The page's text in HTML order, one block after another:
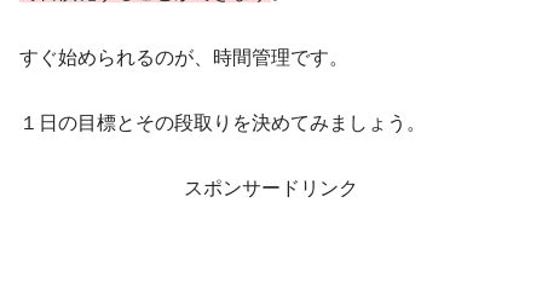
すぐ始められるのが、時間管理です。
１日の目標とその段取りを決めてみましょう。
スポンサードリンク